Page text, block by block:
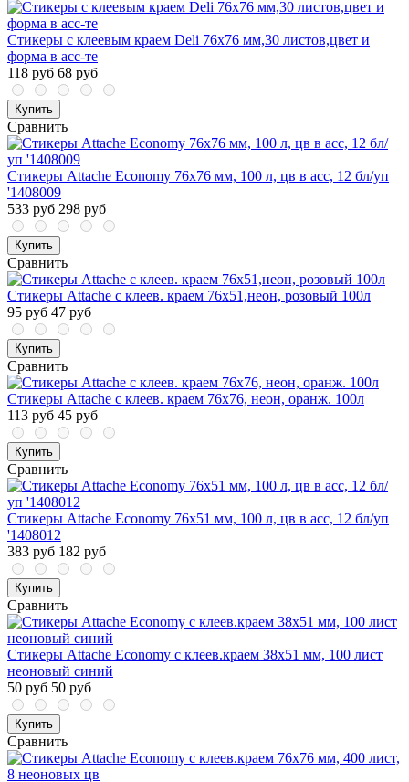
Стикеры с клеевым краем Deli 76х76 мм,30 листов,цвет и
форма в асс-те
118 руб 68 руб
Купить
Сравнить
Стикеры Attache Economy 76x76 мм, 100 л, цв в асс, 12 бл/уп
'1408009
533 руб 298 руб
Купить
Сравнить
Стикеры Attache с клеев. краем 76х51,неон, розовый 100л
95 руб 47 руб
Купить
Сравнить
Стикеры Attache с клеев. краем 76х76, неон, оранж. 100л
113 руб 45 руб
Купить
Сравнить
Стикеры Attache Economy 76x51 мм, 100 л, цв в асс, 12 бл/уп
'1408012
383 руб 182 руб
Купить
Сравнить
Стикеры Attache Economy с клеев.краем 38x51 мм, 100 лист
неоновый синий
50 руб 50 руб
Купить
Сравнить